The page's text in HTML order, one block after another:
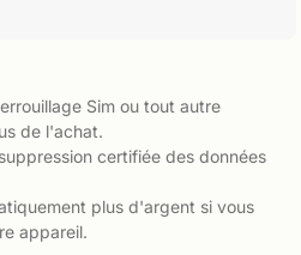
Sim ou tout autre
de l'achat.
certifiée des données
plus d'argent si vous
appareil.